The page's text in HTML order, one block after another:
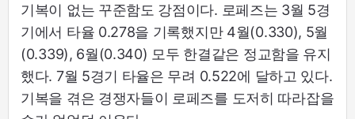
기복이 없는 꾸준함도 강점이다. 로페즈는 3월 5경
기에서 타율 0.278을 기록했지만 4월(0.330), 5월
(0.339), 6월(0.340) 모두 한결같은 정교함을 유지
했다. 7월 5경기 타율은 무려 0.522에 달하고 있다.
기복을 겪은 경쟁자들이 로페즈를 도저히 따라잡을